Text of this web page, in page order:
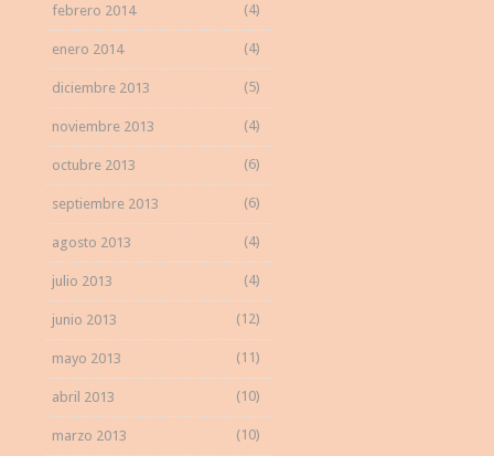
febrero 2014 (4)
enero 2014 (4)
diciembre 2013 (5)
noviembre 2013 (4)
octubre 2013 (6)
septiembre 2013 (6)
agosto 2013 (4)
julio 2013 (4)
junio 2013 (12)
mayo 2013 (11)
abril 2013 (10)
marzo 2013 (10)